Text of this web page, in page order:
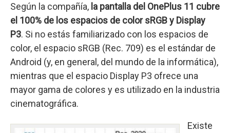
Según la compañía, la pantalla del OnePlus 11 cubre
el 100% de los espacios de color sRGB y Display
P3. Si no estás familiarizado con los espacios de
color, el espacio sRGB (Rec. 709) es el estándar de
Android (y, en general, del mundo de la informática),
mientras que el espacio Display P3 ofrece una
mayor gama de colores y es utilizado en la industria
cinematográfica.
Existe